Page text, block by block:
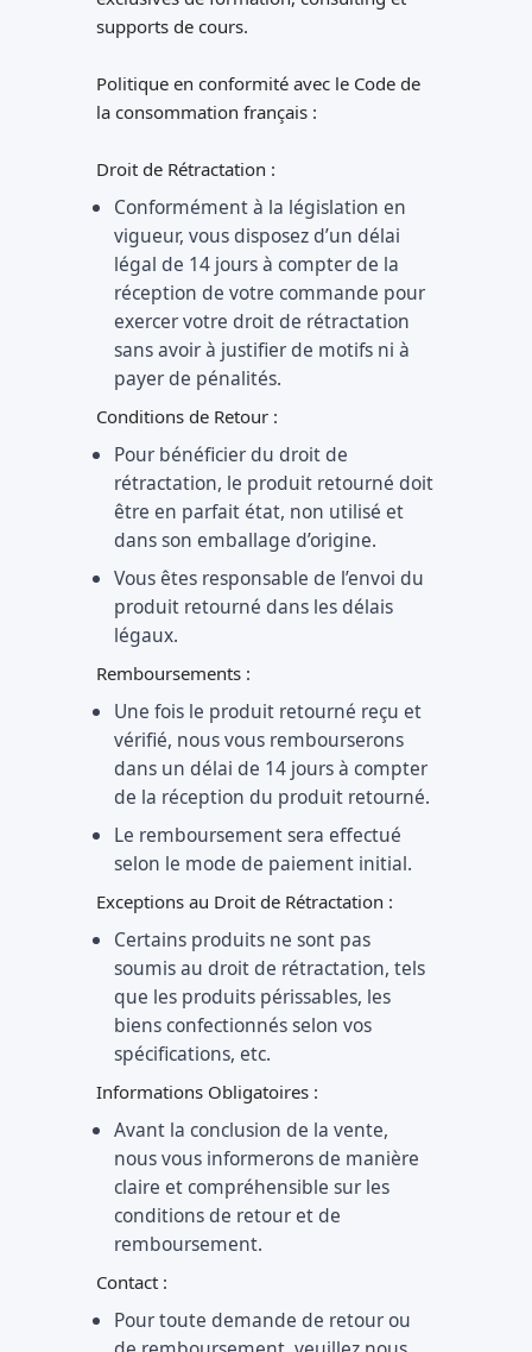
supports de cours.
Politique en conformité avec le Code de
la consommation français :
Droit de Rétractation :
Conformément à la législation en
vigueur, vous disposez d’un délai
légal de 14 jours à compter de la
réception de votre commande pour
exercer votre droit de rétractation
sans avoir à justifier de motifs ni à
payer de pénalités.
Conditions de Retour :
Pour bénéficier du droit de
rétractation, le produit retourné doit
être en parfait état, non utilisé et
dans son emballage d’origine.
Vous êtes responsable de l’envoi du
produit retourné dans les délais
légaux.
Remboursements :
Une fois le produit retourné reçu et
vérifié, nous vous rembourserons
dans un délai de 14 jours à compter
de la réception du produit retourné.
Le remboursement sera effectué
selon le mode de paiement initial.
Exceptions au Droit de Rétractation :
Certains produits ne sont pas
soumis au droit de rétractation, tels
que les produits périssables, les
biens confectionnés selon vos
spécifications, etc.
Informations Obligatoires :
Avant la conclusion de la vente,
nous vous informerons de manière
claire et compréhensible sur les
conditions de retour et de
remboursement.
Contact :
Pour toute demande de retour ou